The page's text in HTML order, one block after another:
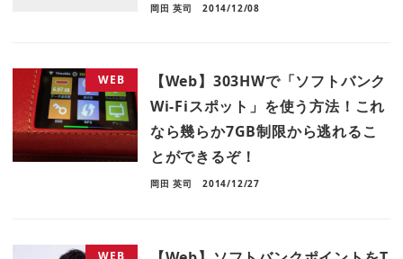
岡田 英司 2014/12/08
WEB
【Web】303HWで「ソフトバンク
Wi-Fiスポット」を使う方法！これ
なら幾らか7GB制限から逃れるこ
とができるぞ！
岡田 英司 2014/12/27
WEB